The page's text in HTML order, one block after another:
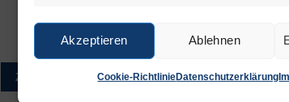
Akzeptieren Ablehnen
Cookie-RichtlinieDatenschutzerklärung
€3,55
Zur Wunschliste
€
Zur Wunschliste